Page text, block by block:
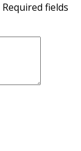
Required fields